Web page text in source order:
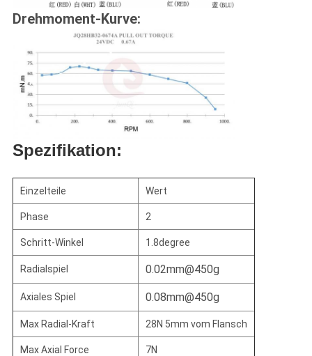
Drehmoment-Kurve:
Spezifikation:
Einzelteile Wert
Phase 2
Schritt-Winkel 1.8degree
Radialspiel 0.02mm@450g
Axiales Spiel 0.08mm@450g
Max Radial-Kraft 28N 5mm vom Flansch
Max Axial Force 7N